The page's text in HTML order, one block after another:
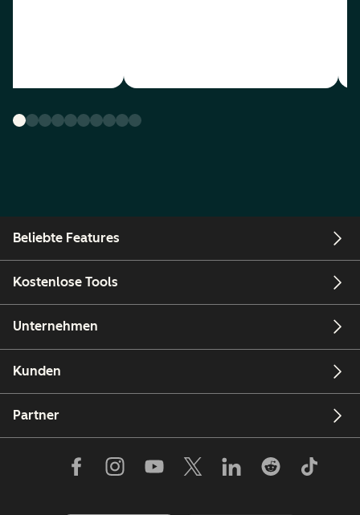
Beliebte Features
Kostenlose Tools
Unternehmen
Kunden
Partner